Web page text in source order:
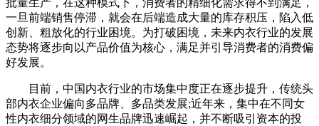
批量生产，在这种模式下，消费者的精细化需求得不到满足，
一旦前端销售停滞，就会在后端造成大量的库存积压，陷入低
创新、粗放化的行业困境。为打破困境，未来内衣行业的发展
态势将逐步向以产品价值为核心，满足并引导消费者的消费偏
好发展。
目前，中国内衣行业的市场集中度正在逐步提升，传统头
部内衣企业偏向多品牌、多品类发展;近年来，集中在不同女
性内衣细分领域的网生品牌迅速崛起，并不断吸引资本的投